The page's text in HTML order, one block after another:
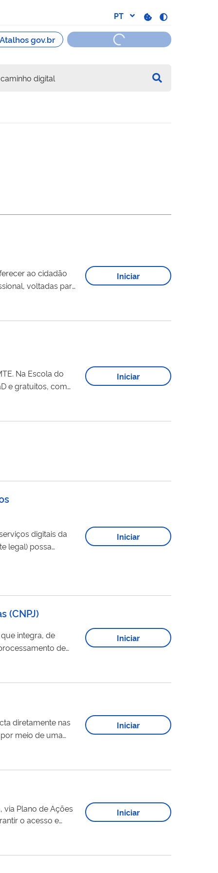
ao cidadão
voltadas para
Iniciar
Na Escola do
e gratuitos, com
e 5.5 milhões de
Iniciar
digitais da
Iniciar
(CNPJ)
Iniciar
por meio de uma
federais e
Iniciar
via Plano de Ações
o acesso e
transporte
Iniciar